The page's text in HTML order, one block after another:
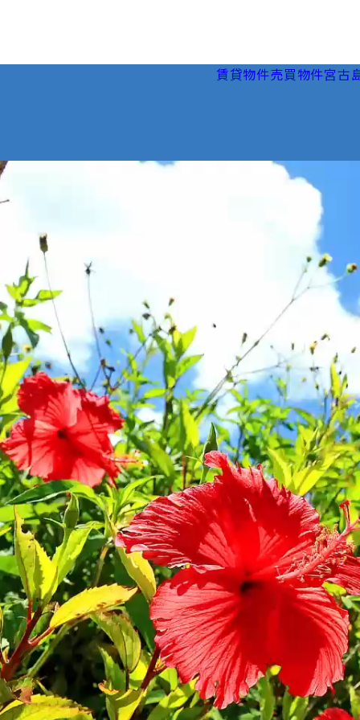
賃貸物件売買物件宮古